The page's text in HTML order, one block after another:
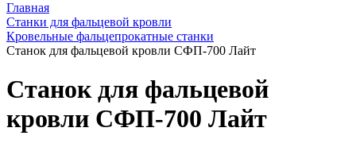
Главная
Станки для фальцевой кровли
Кровельные фальцепрокатные станки
Станок для фальцевой кровли СФП-700 Лайт
Станок для фальцевой
кровли СФП-700 Лайт